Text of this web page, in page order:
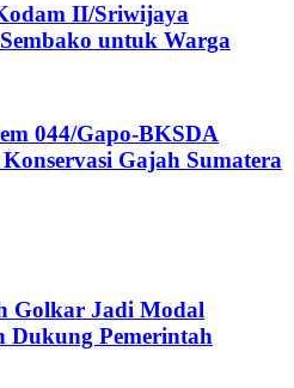
II/Sriwijaya
untuk Warga
044/Gapo-BKSDA
Gajah Sumatera
Golkar Jadi Modal
Dukung Pemerintah